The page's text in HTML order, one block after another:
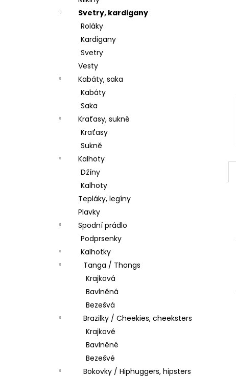
Svetry, kardigany
Roláky
Kardigany
Svetry
Vesty
Kabáty, saka
Kabáty
Saka
Kraťasy, sukně
Kraťasy
Sukně
Kalhoty
Džíny
Kalhoty
Tepláky, legíny
Plavky
Spodní prádlo
Podprsenky
Kalhotky
Tanga / Thongs
Krajková
Bavlněná
Bezešvá
Brazilky / Cheekies, cheeksters
Krajkové
Bavlněné
Bezešvé
Bokovky / Hiphuggers, hipsters